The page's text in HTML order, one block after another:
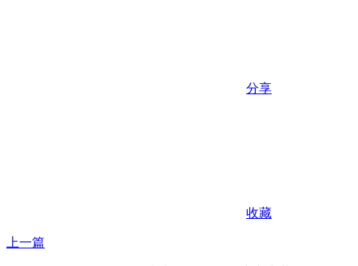
分享
收藏
上一篇